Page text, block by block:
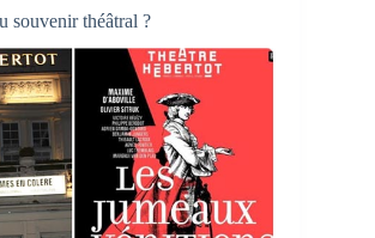
souvenir théâtral ?